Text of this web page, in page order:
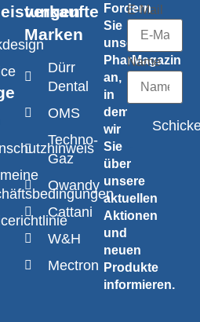
verkaufte
Marken
Dürr
Dental
OMS
Techno-
Gaz
Owandy
Cattani
W&H
Mectron
Fordern
Sie
unser
PharMagazin
an,
in
dem
wir
Sie
über
unsere
aktuellen
Aktionen
und
neuen
Produkte
informieren.
E-Mail
Name